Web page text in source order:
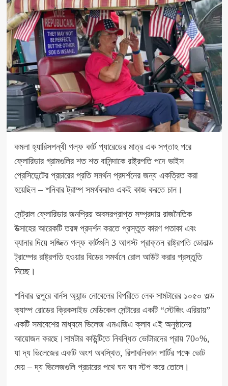
কমলা হ্যারিসপন্থী গল্ফ কার্ট প্যারেডের মাত্র এক সপ্তাহ পরে
ফ্লোরিডার গ্রামগুলির শত শত বাসিন্দাকে রাষ্ট্রপতি পদে ভাইস
প্রেসিডেন্টের প্রচারের প্রতি সমর্থন প্রদর্শনের জন্য একত্রিত করা
হয়েছিল – শনিবার ট্রাম্প সমর্থকরাও একই কাজ করতে চান।
সেন্ট্রাল ফ্লোরিডার জনপ্রিয় অবসরপ্রাপ্ত সম্প্রদায় রাজনৈতিক
উত্সাহের আরেকটি তরঙ্গ প্রদর্শন করতে প্রস্তুত কারণ পতাকা এবং
ব্যানার দিয়ে সজ্জিত গল্ফ কার্টগুলি 3 আগস্ট প্রাক্তন রাষ্ট্রপতি ডোনাল্ড
ট্রাম্পের রাষ্ট্রপতি হওয়ার বিডের সমর্থনে রোল আউট করার প্রস্তুতি
নিচ্ছে।
শনিবার দুপুরে বার্নস অ্যান্ড নোবেলের বিপরীতে লেক সামটারের ১০৫০ ওল্ড
ক্যাম্প রোডের ক্রিকসাইড মেডিকেল সেন্টারের একটি “স্টেজিং এরিয়ায়”
একটি সমাবেশের মাধ্যমে ভিলেজ এমএজিএ ক্লাবএই অনুষ্ঠানের
আয়োজন করছে।সামটার কাউন্টিতে নিবন্ধিত ভোটারদের প্রায় 70০%,
যা দ্য ভিলেজের একটি অংশ অবস্থিত, রিপাবলিকান পার্টির পক্ষে ভোট
দেয় – দ্য ভিলেজগুলি প্রচারের পথে ঘন ঘন স্টপ করে তোলে।